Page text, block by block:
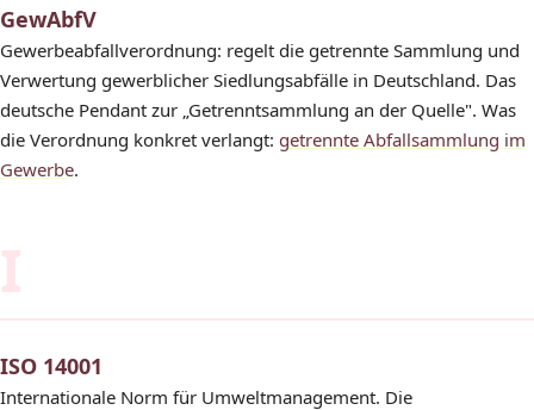
GewAbfV
Gewerbeabfallverordnung: regelt die getrennte Sammlung und
Verwertung gewerblicher Siedlungsabfälle in Deutschland. Das
deutsche Pendant zur „Getrenntsammlung an der Quelle". Was
die Verordnung konkret verlangt: getrennte Abfallsammlung im
Gewerbe.
I
ISO 14001
Internationale Norm für Umweltmanagement. Die